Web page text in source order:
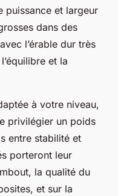
puissance et largeur
dans des
l’érable dur très
et la
à votre niveau,
privilégier un poids
entre stabilité et
porteront leur
la qualité du
et sur la